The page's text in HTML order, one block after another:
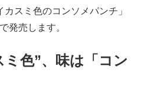
スミ色のコンソメパンチ」
発売します。
ミ色”、味は「コン